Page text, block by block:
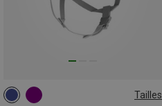
Tailles
48-54CM